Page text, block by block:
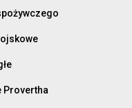
Provertha